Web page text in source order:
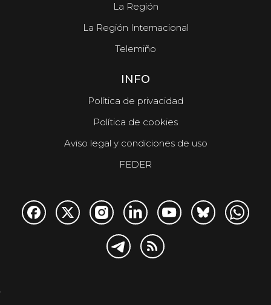
La Región
La Región Internacional
Telemiño
INFO
Política de privacidad
Política de cookies
Aviso legal y condiciones de uso
FEDER